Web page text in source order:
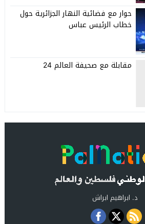
حوار مع فضائية النهار الجزائرية حول
خطاب الرئيس عباس
مقابلة مع صحيفة العالم 24
د. ابراهيم ابراش